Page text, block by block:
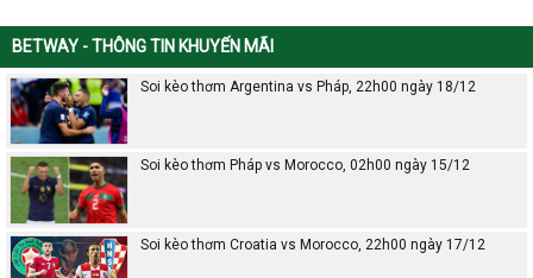
BETWAY - THÔNG TIN KHUYẾN MÃI
Soi kèo thơm Argentina vs Pháp, 22h00 ngày 18/12
Soi kèo thơm Pháp vs Morocco, 02h00 ngày 15/12
Soi kèo thơm Croatia vs Morocco, 22h00 ngày 17/12